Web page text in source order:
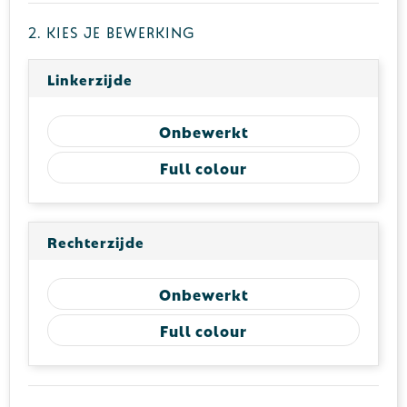
2. Kies je bewerking
Linkerzijde
Onbewerkt
Full colour
Rechterzijde
Onbewerkt
Full colour